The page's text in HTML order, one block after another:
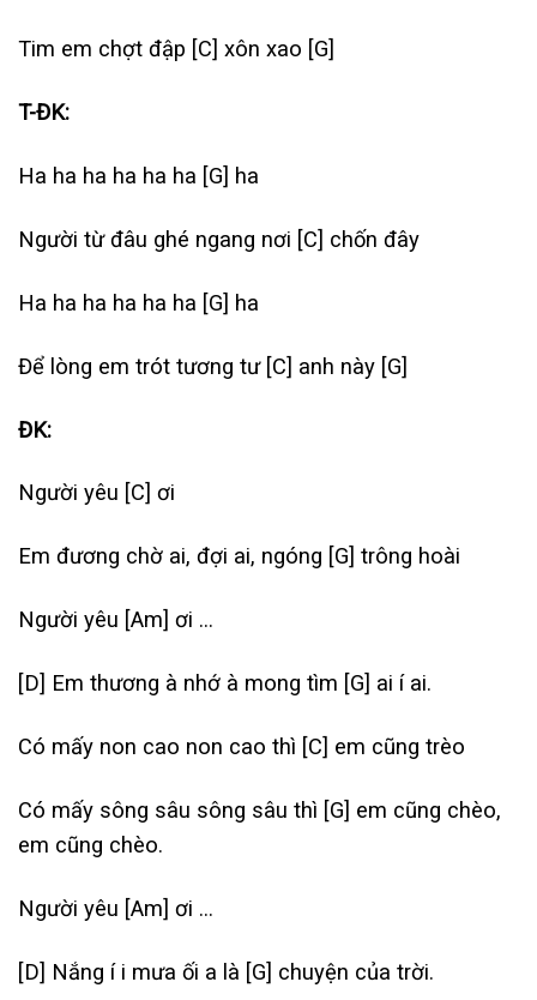
Tim em chợt đập [C] xôn xao [G]
T-ĐK:
Ha ha ha ha ha ha [G] ha
Người từ đâu ghé ngang nơi [C] chốn đây
Ha ha ha ha ha ha [G] ha
Để lòng em trót tương tư [C] anh này [G]
ĐK:
Người yêu [C] ơi
Em đương chờ ai, đợi ai, ngóng [G] trông hoài
Người yêu [Am] ơi …
[D] Em thương à nhớ à mong tìm [G] ai í ai.
Có mấy non cao non cao thì [C] em cũng trèo
Có mấy sông sâu sông sâu thì [G] em cũng chèo,
em cũng chèo.
Người yêu [Am] ơi …
[D] Nắng í i mưa ối a là [G] chuyện của trời.